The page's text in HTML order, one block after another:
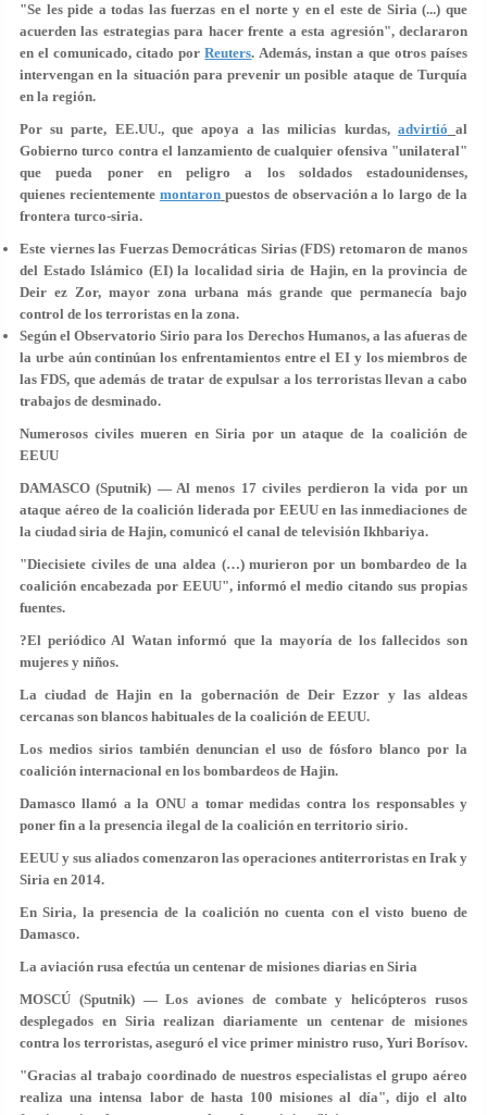
"Se les pide a todas las fuerzas en el norte y en el este de Siria (...) que
acuerden las estrategiaspara hacer frente a esta agresión", declararon
en el comunicado, citado porReuters. Además, instan a que otros países
intervengan en la situación para prevenir un posible ataque de Turquía
en la región.
Por su parte, EE.UU., que apoya a las milicias kurdas, advirtió al
Gobierno turco contra el lanzamiento de cualquier ofensiva "unilateral"
que pueda poner en peligro a los soldados estadounidenses,
quienes recientemente montaron puestos de observación a lo largo de la
frontera turco-siria.
Este viernes las Fuerzas Democráticas Sirias (FDS) retomaron de manos
del Estado Islámico (EI) la localidad siria de Hajin, en la provincia de
Deir ez Zor, mayor zona urbana más grande que permanecía bajo
control de los terroristas en la zona.
Según el Observatorio Sirio para los Derechos Humanos, a las afueras de
la urbe aún continúan los enfrentamientos entre el EI y los miembros de
las FDS, que además de tratar de expulsar a los terroristas llevan a cabo
trabajos de desminado.
Numerosos civiles mueren en Siria por un ataque de la coalición de
EEUU
DAMASCO (Sputnik) — Al menos 17 civiles perdieron la vida por un
ataque aéreo de la coalición liderada por EEUU en las inmediaciones de
la ciudad siria de Hajin, comunicó el canal de televisión Ikhbariya.
"Diecisiete civiles de una aldea (…) murieron por un bombardeo de la
coalición encabezada por EEUU", informó el medio citando sus propias
fuentes.
?El periódico Al Watan informó que la mayoría de los fallecidos son
mujeres y niños.
La ciudad de Hajin en la gobernación de Deir Ezzor y las aldeas
cercanas son blancos habituales de la coalición de EEUU.
Los medios sirios también denuncian el uso de fósforo blanco por la
coalición internacional en los bombardeos de Hajin.
Damasco llamó a la ONU a tomar medidas contra los responsables y
poner fin a la presencia ilegal de la coalición en territorio sirio.
EEUU y sus aliados comenzaron las operaciones antiterroristas en Irak y
Siria en 2014.
En Siria, la presencia de la coalición no cuenta con el visto bueno de
Damasco.
La aviación rusa efectúa un centenar de misiones diarias en Siria
MOSCÚ (Sputnik) — Los aviones de combate y helicópteros rusos
desplegados en Siria realizan diariamente un centenar de misiones
contra los terroristas, aseguró el vice primer ministro ruso, Yuri Borísov.
"Gracias al trabajo coordinado de nuestros especialistas el grupo aéreo
realiza una intensa labor de hasta 100 misiones al día", dijo el alto